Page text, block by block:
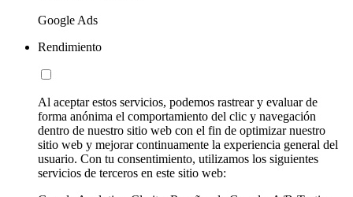
Google Ads
Rendimiento
Al aceptar estos servicios, podemos rastrear y evaluar de
forma anónima el comportamiento del clic y navegación
dentro de nuestro sitio web con el fin de optimizar nuestro
sitio web y mejorar continuamente la experiencia general del
usuario. Con tu consentimiento, utilizamos los siguientes
servicios de terceros en este sitio web: